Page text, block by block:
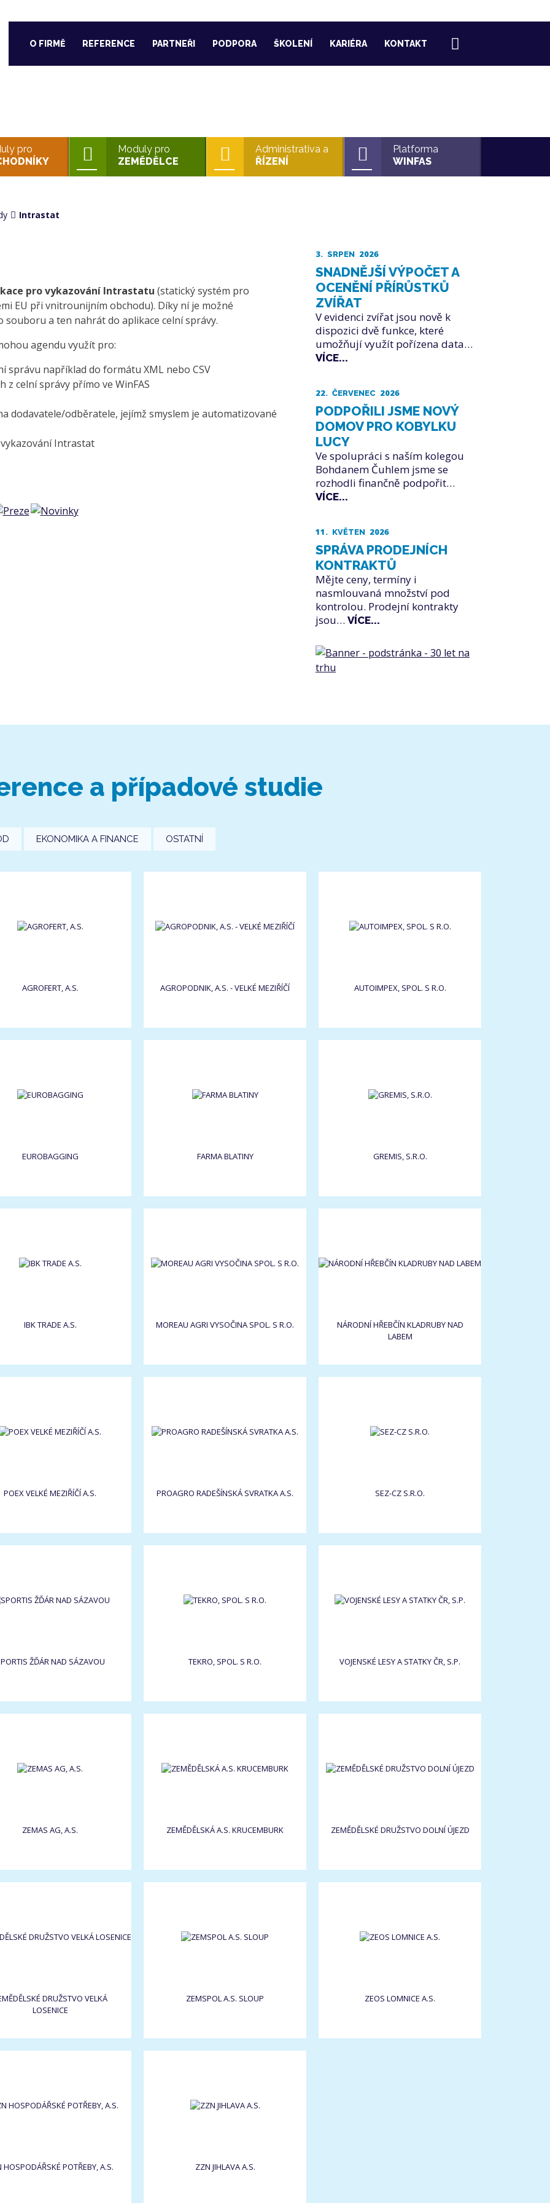
O FIRMĚ REFERENCE PARTNEŘI PODPORA ŠKOLENÍ KARIÉRA KONTAKT
pro
Moduly pro
ZEMĚDĚLCE
Administrativa a
ŘÍZENÍ
Platforma
WINFAS
Intrastat
pro vykazování Intrastatu (statický systém pro
EU při vnitrounijním obchodu). Díky ní je možné
a ten nahrát do aplikace celní správy.
agendu využít pro:
například do formátu XML nebo CSV
celní správy přímo ve WinFAS
dodavatele/odběratele, jejímž smyslem je automatizované
Intrastat
3. SRPEN 2026
SNADNĚJŠÍ VÝPOČET A
OCENĚNÍ PŘÍRŮSTKŮ
ZVÍŘAT
V evidenci zvířat jsou nově k
dispozici dvě funkce, které
umožňují využít pořízena data…
VÍCE...
22. ČERVENEC 2026
PODPOŘILI JSME NOVÝ
DOMOV PRO KOBYLKU
LUCY
Ve spolupráci s naším kolegou
Bohdanem Čuhlem jsme se
rozhodli finančně podpořit…
VÍCE...
11. KVĚTEN 2026
SPRÁVA PRODEJNÍCH
KONTRAKTŮ
Mějte ceny, termíny i
nasmlouvaná množství pod
kontrolou. Prodejní kontrakty
jsou… VÍCE...
a případové studie
EKONOMIKA A FINANCE OSTATNÍ
AGROFERT, A.S. AGROPODNIK, A.S. - VELKÉ MEZIŘÍČÍ AUTOIMPEX, SPOL. S R.O.
EUROBAGGING FARMA BLATINY GREMIS, S.R.O.
IBK TRADE A.S. MOREAU AGRI VYSOČINA SPOL. S R.O.
NÁRODNÍ HŘEBČÍN KLADRUBY NAD
LABEM
POEX VELKÉ MEZIŘÍČÍ A.S. PROAGRO RADEŠÍNSKÁ SVRATKA A.S. SEZ-CZ S.R.O.
ŽĎÁR NAD SÁZAVOU TEKRO, SPOL. S R.O. VOJENSKÉ LESY A STATKY ČR, S.P.
ZEMAS AG, A.S. ZEMĚDĚLSKÁ A.S. KRUCEMBURK ZEMĚDĚLSKÉ DRUŽSTVO DOLNÍ ÚJEZD
DRUŽSTVO VELKÁ
LOSENICE
ZEMSPOL A.S. SLOUP ZEOS LOMNICE A.S.
HOSPODÁŘSKÉ POTŘEBY, A.S. ZZN JIHLAVA A.S.